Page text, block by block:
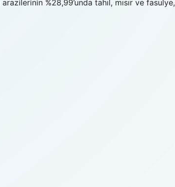
%28,99’unda tahıl, mısır ve fasulye,